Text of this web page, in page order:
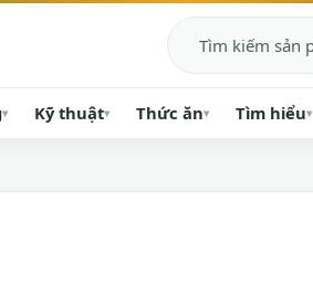
Tìm kiếm
▾ Kỹ thuật▾ Thức ăn▾ Tìm hiểu▾